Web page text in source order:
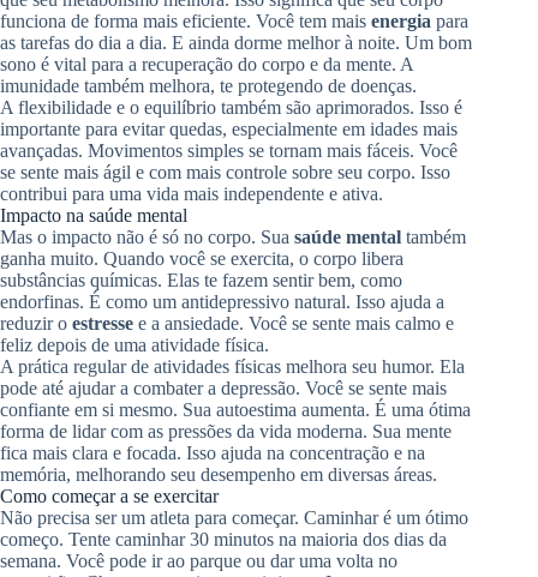
funciona de forma mais eficiente. Você tem mais energia para
as tarefas do dia a dia. E ainda dorme melhor à noite. Um bom
sono é vital para a recuperação do corpo e da mente. A
imunidade também melhora, te protegendo de doenças.
A flexibilidade e o equilíbrio também são aprimorados. Isso é
importante para evitar quedas, especialmente em idades mais
avançadas. Movimentos simples se tornam mais fáceis. Você
se sente mais ágil e com mais controle sobre seu corpo. Isso
contribui para uma vida mais independente e ativa.
Impacto na saúde mental
Mas o impacto não é só no corpo. Sua saúde mental também
ganha muito. Quando você se exercita, o corpo libera
substâncias químicas. Elas te fazem sentir bem, como
endorfinas. É como um antidepressivo natural. Isso ajuda a
reduzir o estresse e a ansiedade. Você se sente mais calmo e
feliz depois de uma atividade física.
A prática regular de atividades físicas melhora seu humor. Ela
pode até ajudar a combater a depressão. Você se sente mais
confiante em si mesmo. Sua autoestima aumenta. É uma ótima
forma de lidar com as pressões da vida moderna. Sua mente
fica mais clara e focada. Isso ajuda na concentração e na
memória, melhorando seu desempenho em diversas áreas.
Como começar a se exercitar
Não precisa ser um atleta para começar. Caminhar é um ótimo
começo. Tente caminhar 30 minutos na maioria dos dias da
semana. Você pode ir ao parque ou dar uma volta no